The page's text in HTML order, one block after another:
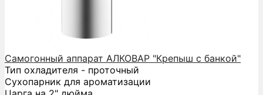
Самогонный аппарат АЛКОВАР "Крепыш с банкой"
Тип охладителя - проточный
Сухопарник для ароматизации